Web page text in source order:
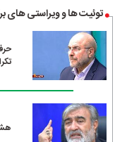
توئیت ها و ویراستی های